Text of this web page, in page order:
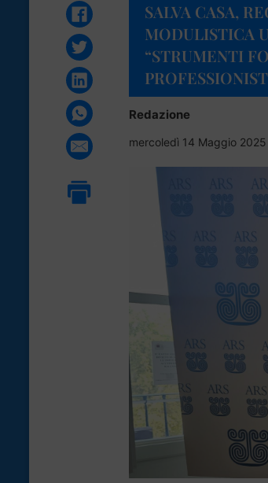
SALVA CASA,
MODULISTICA
“STRUMENTI
Redazione
mercoledì 14 Maggio 2025